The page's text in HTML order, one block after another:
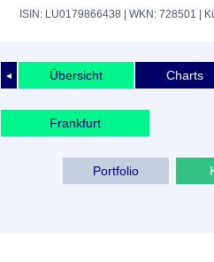
ISIN: LU0179866438 | WKN: 728501 |
◄ Übersicht Charts
Frankfurt
Portfolio